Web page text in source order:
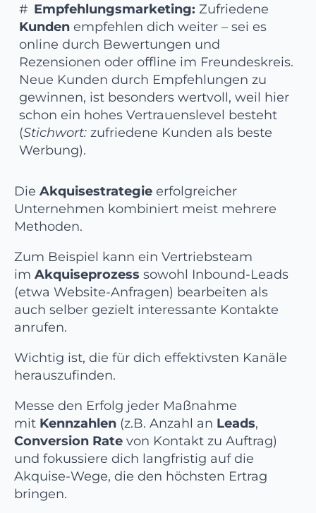
Empfehlungsmarketing: Zufriedene
Kunden empfehlen dich weiter – sei es
online durch Bewertungen und
Rezensionen oder offline im Freundeskreis.
Neue Kunden durch Empfehlungen zu
gewinnen, ist besonders wertvoll, weil hier
schon ein hohes Vertrauenslevel besteht
(Stichwort: zufriedene Kunden als beste
Werbung).
Die Akquisestrategie erfolgreicher
Unternehmen kombiniert meist mehrere
Methoden.
Zum Beispiel kann ein Vertriebsteam
im Akquiseprozess sowohl Inbound-Leads
(etwa Website-Anfragen) bearbeiten als
auch selber gezielt interessante Kontakte
anrufen.
Wichtig ist, die für dich effektivsten Kanäle
herauszufinden.
Messe den Erfolg jeder Maßnahme
mit Kennzahlen (z.B. Anzahl an Leads,
Conversion Rate von Kontakt zu Auftrag)
und fokussiere dich langfristig auf die
Akquise-Wege, die den höchsten Ertrag
bringen.